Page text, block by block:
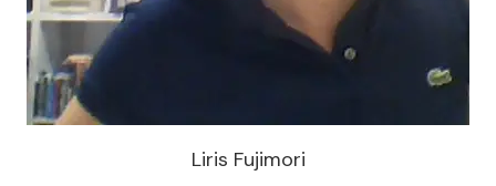
Liris Fujimori